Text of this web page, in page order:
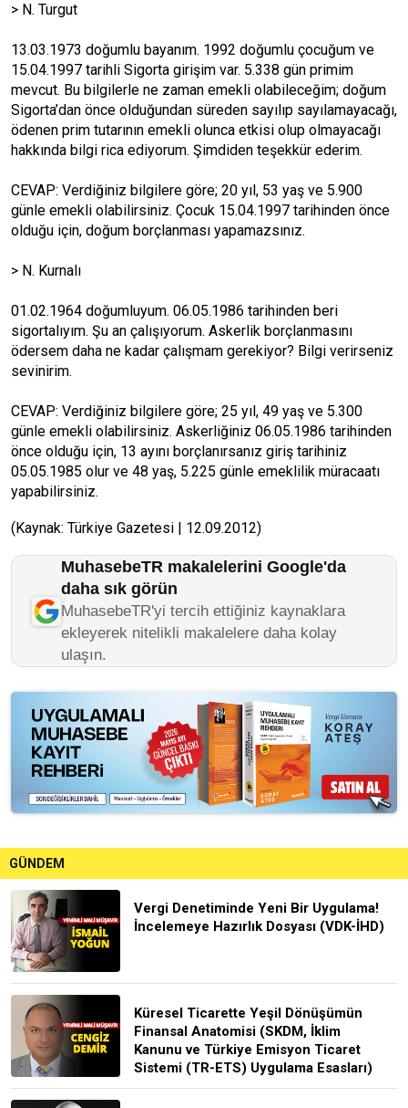
> N. Turgut
13.03.1973 doğumlu bayanım. 1992 doğumlu çocuğum ve
15.04.1997 tarihli Sigorta girişim var. 5.338 gün primim
mevcut. Bu bilgilerle ne zaman emekli olabileceğim; doğum
Sigorta’dan önce olduğundan süreden sayılıp sayılamayacağı,
ödenen prim tutarının emekli olunca etkisi olup olmayacağı
hakkında bilgi rica ediyorum. Şimdiden teşekkür ederim.
CEVAP: Verdiğiniz bilgilere göre; 20 yıl, 53 yaş ve 5.900
günle emekli olabilirsiniz. Çocuk 15.04.1997 tarihinden önce
olduğu için, doğum borçlanması yapamazsınız.
> N. Kurnalı
01.02.1964 doğumluyum. 06.05.1986 tarihinden beri
sigortalıyım. Şu an çalışıyorum. Askerlik borçlanmasını
ödersem daha ne kadar çalışmam gerekiyor? Bilgi verirseniz
sevinirim.
CEVAP: Verdiğiniz bilgilere göre; 25 yıl, 49 yaş ve 5.300
günle emekli olabilirsiniz. Askerliğiniz 06.05.1986 tarihinden
önce olduğu için, 13 ayını borçlanırsanız giriş tarihiniz
05.05.1985 olur ve 48 yaş, 5.225 günle emeklilik müracaatı
yapabilirsiniz.
(Kaynak: Türkiye Gazetesi | 12.09.2012)
MuhasebeTR makalelerini Google'da
daha sık görün
MuhasebeTR'yi tercih ettiğiniz kaynaklara
ekleyerek nitelikli makalelere daha kolay
ulaşın.
GÜNDEM
Vergi Denetiminde Yeni Bir Uygulama!
İncelemeye Hazırlık Dosyası (VDK-İHD)
Küresel Ticarette Yeşil Dönüşümün
Finansal Anatomisi (SKDM, İklim
Kanunu ve Türkiye Emisyon Ticaret
Sistemi (TR-ETS) Uygulama Esasları)